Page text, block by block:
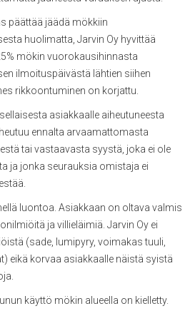
päättää jäädä mökkiin
huolimatta, Jarvin Oy hyvittää
mökin vuorokausihinnasta
ilmoituspäivästä lähtien siihen
rikkoontuminen on korjattu.
asiakkaalle aiheutuneesta
ennalta arvaamattomasta
tai vastaavasta syystä, joka ei ole
ja jonka seurauksia omistaja ei
luontoa. Asiakkaan on oltava valmis
ja villieläimiä. Jarvin Oy ei
(sade, lumipyry, voimakas tuuli,
eikä korvaa asiakkaalle näistä syistä
käyttö mökin alueella on kielletty.